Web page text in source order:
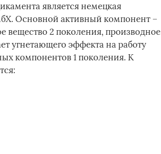
является немецкая
Основной активный компонент –
вещество 2 поколения, производное
угнетающего эффекта на работу
компонентов 1 поколения. К